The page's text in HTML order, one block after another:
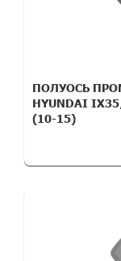
ПОЛУОСЬ
HYUNDAI
(10-15)